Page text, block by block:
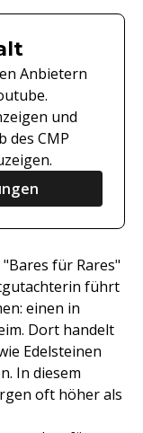
Anbietern
und
des CMP
"Bares für Rares"
führt
einen in
Dort handelt
Edelsteinen
In diesem
oft höher als